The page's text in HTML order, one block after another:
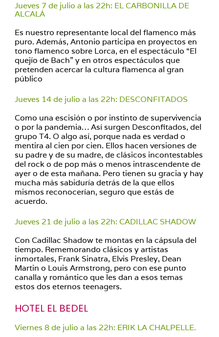
Jueves 7 de julio a las 22h: EL CARBONILLA DE
ALCALÁ
Es nuestro representante local del flamenco más
puro. Además, Antonio participa en proyectos en
tono flamenco sobre Lorca, en el espectáculo “El
quejío de Bach” y en otros espectáculos que
pretenden acercar la cultura flamenca al gran
público
Jueves 14 de julio a las 22h: DESCONFITADOS
Como una escisión o por instinto de supervivencia
o por la pandemia… Así surgen Desconfitados, del
grupo T4. O algo así, porque nada es verdad o
mentira al cien por cien. Ellos hacen versiones de
su padre y de su madre, de clásicos incontestables
del rock o de pop más o menos intrascendente de
ayer o de esta mañana. Pero tienen su gracia y hay
mucha más sabiduría detrás de la que ellos
mismos reconocerían, seguro que estás de
acuerdo.
Jueves 21 de julio a las 22h: CADILLAC SHADOW
Con Cadillac Shadow te montas en la cápsula del
tiempo. Rememorando clásicos y artistas
inmortales, Frank Sinatra, Elvis Presley, Dean
Martin o Louis Armstrong, pero con ese punto
canalla y romántico que les dan a esos temas
estos dos eternos teenagers.
HOTEL EL BEDEL
Viernes 8 de julio a las 22h: ERIK LA CHALPELLE.